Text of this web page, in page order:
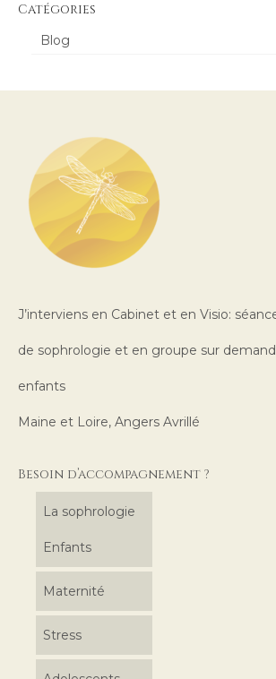
Catégories
Blog
J’interviens en Cabinet et en Visio:
de sophrologie et en groupe sur
enfants
Maine et Loire, Angers Avrillé
Besoin d’accompagnement ?
La sophrologie
Enfants
Maternité
Stress